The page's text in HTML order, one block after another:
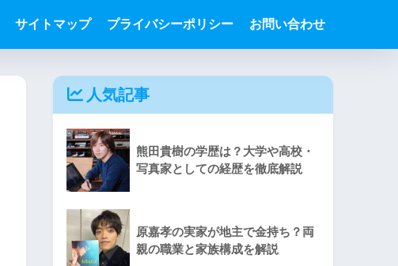
サイトマップ プライバシーポリシー お問い合わせ
人気記事
熊田貴樹の学歴は？大学や高校・
写真家としての経歴を徹底解説
原嘉孝の実家が地主で金持ち？両
親の職業と家族構成を解説